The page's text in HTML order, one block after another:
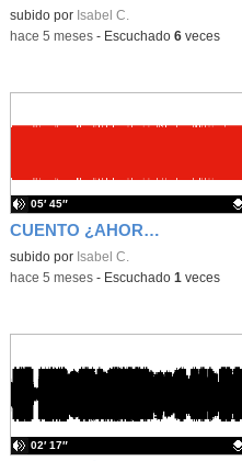
Contenido educativo.
subido por Isabel C.
-hace 5 meses- Escuchado 6veces
CUENTO ¿AHORA QUÉ VA A PASAR? 4 AÑOS
Contenido educativo.
subido por Isabel C.
05′ 45″
-hace 5 meses- Escuchado 1veces
02′ 17″